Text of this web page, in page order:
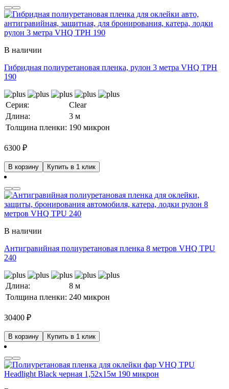
В наличии
Гибридная полиуретановая пленка, рулон 3 метра VHQ TPH
190
Серия:
Clear
Длина:
3 м
Толщина пленки: 190 микрон
6300 ₽
В корзину Купить в 1 клик
В наличии
Антигравийная полиуретановая пленка 8 метров VHQ TPU
240
Длина:
8 м
Толщина пленки: 240 микрон
30400 ₽
В корзину Купить в 1 клик